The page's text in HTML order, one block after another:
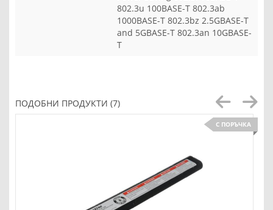
802.3u 100BASE-T 802.3ab
1000BASE-T 802.3bz 2.5GBASE-T
and 5GBASE-T 802.3an 10GBASE-
T
ПОДОБНИ ПРОДУКТИ (7)
С ПОРЪЧКА